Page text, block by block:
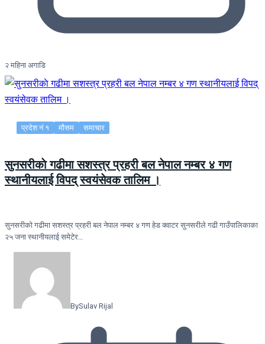
२ महिना अगाडि
प्रदेश नं १ मौसम समाचार
सुनसरीकाे गढीमा सशस्त्र प्रहरी बल नेपाल नम्बर ४ गण
स्थानीयलाई विपद् स्वयंसेवक तालिम ।
सुनसरीकाे गढीमा सशस्त्र प्रहरी बल नेपाल नम्बर ४ गण हेड क्वाटर सुनसरीले गढी गाउँपालिकाका
२५ जना स्थानीयलाई समेटेर…
BySulav Rijal